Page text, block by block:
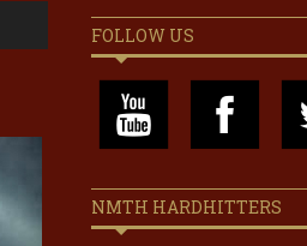
FOLLOW US
NMTH HARDHITTERS